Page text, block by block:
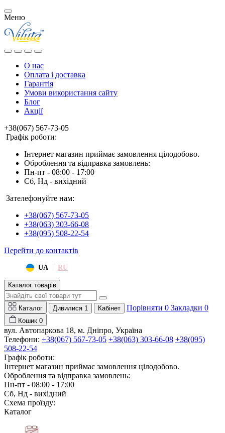
Меню
О нас
Оплата і доставка
Гарантія
Умови використання сайту
Блог
Акції
+38(067) 567-73-05
Графік роботи:
Інтернет магазин приймає замовлення цілодобово.
Оброблення та відправка замовлень:
Пн-пт - 08:00 - 17:00
Сб, Нд - вихідний
Зателефонуйте нам:
+38(067) 567-73-05
+38(063) 303-66-08
+38(095) 508-22-54
Перейти до контактів
UA | RU
Каталог товарів
Каталог Дивилися 1 Кабінет Порівняти 0 Закладки 0
Кошик 0
вул. Автопаркова 18, м. Дніпро, Україна
Телефони: +38(067) 567-73-05 +38(063) 303-66-08 +38(095)
508-22-54
Графік роботи:
Інтернет магазин приймає замовлення цілодобово.
Оброблення та відправка замовлень:
Пн-пт - 08:00 - 17:00
Сб, Нд - вихідний
Схема проїзду:
Каталог